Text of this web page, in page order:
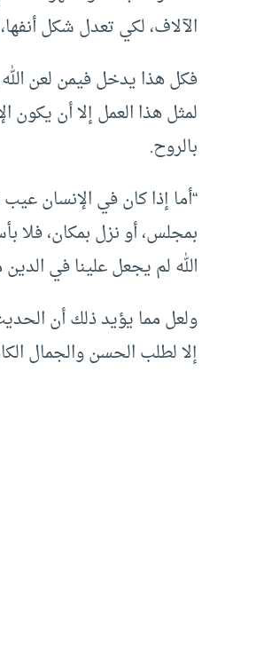
الآلاف، لكي تعدل شكل
فكل هذا يدخل فيمن لعن
لمثل هذا العمل إلا أن يكون
بالروح.
“أما إذا كان في الإنسان
بمجلس، أو نزل بمكان، فلا
الله لم يجعل علينا في
ولعل مما يؤيد ذلك أن
إلا لطلب الحسن والجمال